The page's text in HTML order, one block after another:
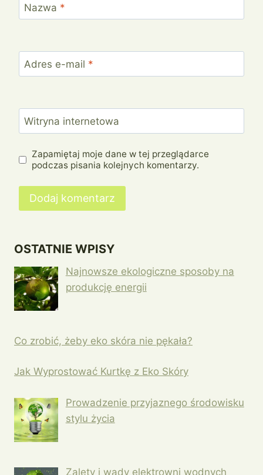
Nazwa *
Adres e-mail *
Witryna internetowa
Zapamiętaj moje dane w tej przeglądarce
podczas pisania kolejnych komentarzy.
OSTATNIE WPISY
Najnowsze ekologiczne sposoby na
produkcję energii
Co zrobić, żeby eko skóra nie pękała?
Jak Wyprostować Kurtkę z Eko Skóry
Prowadzenie przyjaznego środowisku
stylu życia
Zalety i wady elektrowni wodnych